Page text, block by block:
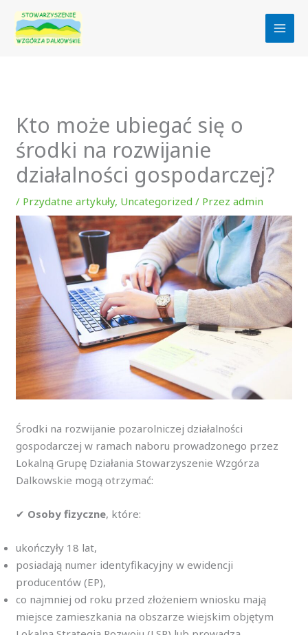
Przejdź
treści
Kto może ubiegać się o
środki na rozwijanie
działalności gospodarczej?
/ Przydatne artykuły, Uncategorized / Przezadmin
Środki na rozwijanie pozarolniczej działalności
gospodarczej w ramach naboru prowadzonego przez
Lokalną Grupę Działania Stowarzyszenie Wzgórza
Dalkowskie mogą otrzymać:
✔ Osoby fizyczne, które:
ukończyły 18 lat,
posiadają numer identyfikacyjny w ewidencji
producentów (EP),
co najmniej od roku przed złożeniem wniosku mają
miejsce zamieszkania na obszarze wiejskim objętym